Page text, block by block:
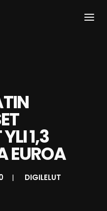
1,3
EUROA
| DIGILELUT